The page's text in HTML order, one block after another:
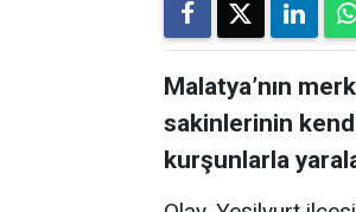
Malatya’nın
sakinlerinin
kurşunlarla